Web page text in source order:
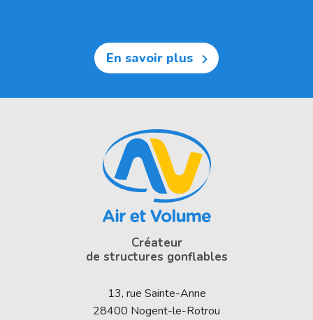
En savoir plus 
Créateur
de structures gonflables
13, rue Sainte-Anne
28400 Nogent-le-Rotrou